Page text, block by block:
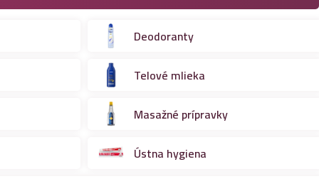
Deodoranty
Telové mlieka
Masažné prípravky
Ústna hygiena